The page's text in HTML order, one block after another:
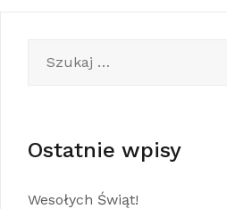
Ostatnie wpisy
Wesołych Świąt!